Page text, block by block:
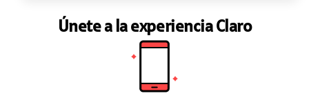
Únete a la experiencia Claro